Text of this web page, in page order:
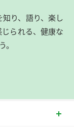
り、語り、楽し
られる、健康な